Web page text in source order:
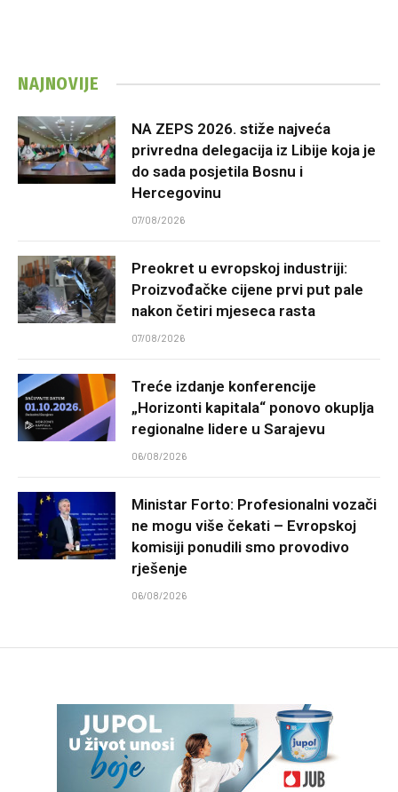
NAJNOVIJE
NA ZEPS 2026. stiže najveća
privredna delegacija iz Libije koja je
do sada posjetila Bosnu i
Hercegovinu
07/08/2026
Preokret u evropskoj industriji:
Proizvođačke cijene prvi put pale
nakon četiri mjeseca rasta
07/08/2026
Treće izdanje konferencije
„Horizonti kapitala“ ponovo okuplja
regionalne lidere u Sarajevu
06/08/2026
Ministar Forto: Profesionalni vozači
ne mogu više čekati – Evropskoj
komisiji ponudili smo provodivo
rješenje
06/08/2026